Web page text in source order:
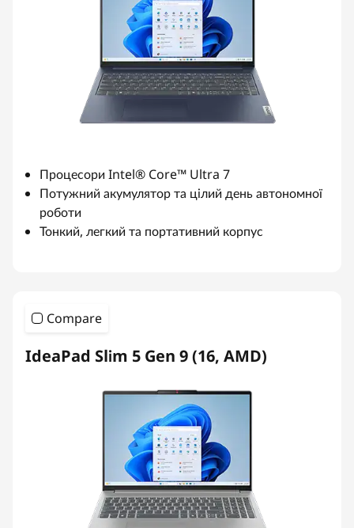
Процесори Intel® Core™ Ultra 7
Потужний акумулятор та цілий день автономної
роботи
Тонкий, легкий та портативний корпус
Compare
IdeaPad Slim 5 Gen 9 (16, AMD)